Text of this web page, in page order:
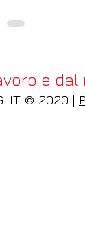
e dal
© 2020 |